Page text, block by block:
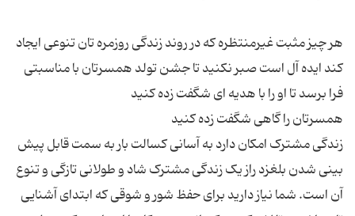
هر چیز مثبت غیرمنتظره که در روند زندگی روزمره تان تنوعی ایجاد
کند ایده آل است صبر نکنید تا جشن تولد همسرتان با مناسبتی
زندگی مشترک امکان دارد به آسانی کسالت بار به سمت قابل پیش
بینی شدن بلغزد راز یک زندگی مشترک شاد و طولانی تازگی و تنوع
آن است. شما نیاز دارید برای حفظ شور و شوقی که ابتدای آشنایی